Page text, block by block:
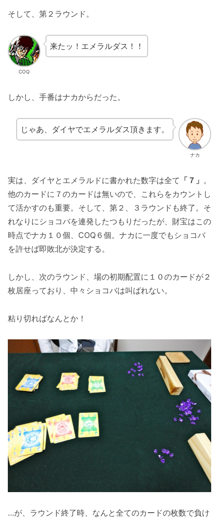
そして、第２ラウンド。
COQ
来たッ！エメラルダス！！
しかし、手番はナカからだった。
ナカ
じゃあ、ダイヤでエメラルダス頂きます。
実は、ダイヤとエメラルドに書かれた数字は全て 「７」 。
他のカードに７のカードは無いので、これらをカウントし
て活かすのも重要。そして、第２、３ラウンドも終了。そ
れなりにショコバを連発したつもりだったが、財宝はこの
時点でナカ１０個、COQ６個。ナカに一度でもショコバ
を許せば即敗北が決定する。
しかし、次のラウンド、場の初期配置に１０のカードが２
枚居座っており、中々ショコバは叫ばれない。
粘り切ればなんとか！
…が、ラウンド終了時、なんと全てのカードの枚数で負け